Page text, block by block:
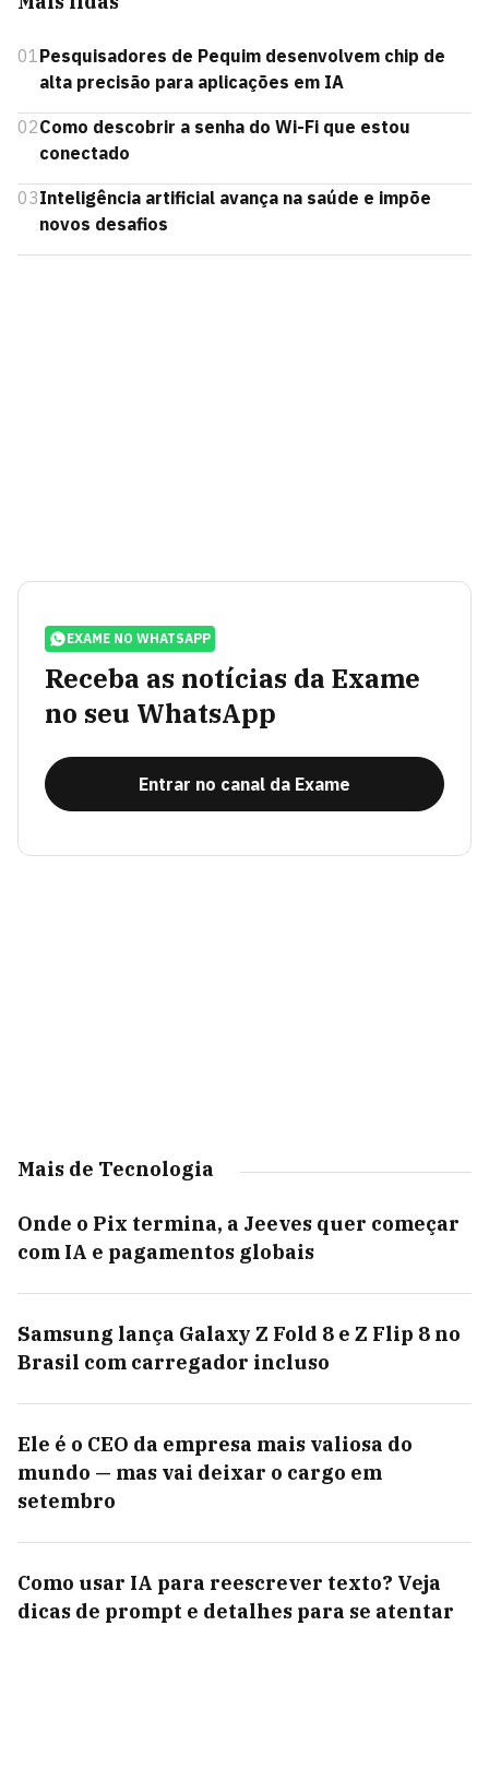
01Pesquisadores de Pequim desenvolvem chip de
alta precisão para aplicações em IA
02Como descobrir a senha do Wi-Fi que estou
conectado
03Inteligência artificial avança na saúde e impõe
novos desafios
EXAME NO WHATSAPP
Receba as notícias da Exame
no seu WhatsApp
Entrar no canal da Exame
Mais de Tecnologia
Onde o Pix termina, a Jeeves quer começar
com IA e pagamentos globais
Samsung lança Galaxy Z Fold 8 e Z Flip 8 no
Brasil com carregador incluso
Ele é o CEO da empresa mais valiosa do
mundo — mas vai deixar o cargo em
setembro
Como usar IA para reescrever texto? Veja
dicas de prompt e detalhes para se atentar